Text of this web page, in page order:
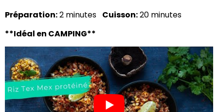
Préparation:2 minutes Cuisson:20 minutes
**Idéal en CAMPING**